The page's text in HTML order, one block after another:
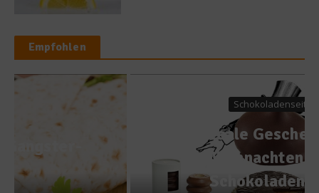
Empfohlen
Die ideale Geschenkidee zu
Weihnachten – das
Schokoladen-Abo